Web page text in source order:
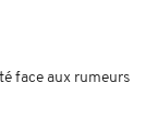
face aux rumeurs